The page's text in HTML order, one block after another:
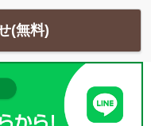
(無料)